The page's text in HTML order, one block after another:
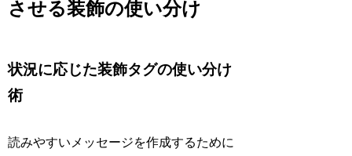
させる装飾の使い分け
状況に応じた装飾タグの使い分け
術
読みやすいメッセージを作成するために